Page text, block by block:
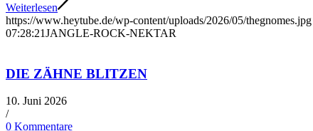
Weiterlesen
https://www.heytube.de/wp-content/uploads/2026/05/thegnomes.jpg
07:28:21JANGLE-ROCK-NEKTAR
DIE ZÄHNE BLITZEN
10. Juni 2026
/
0 Kommentare